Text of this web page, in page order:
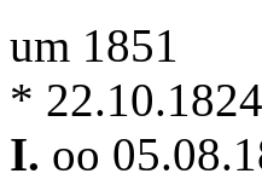
um 1851
*
I. oo